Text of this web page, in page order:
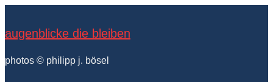
springen
augenblicke die bleiben
photos © philipp j. bösel